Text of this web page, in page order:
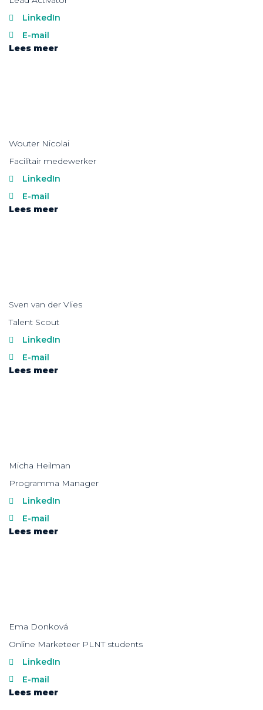
LinkedIn
E-mail
Lees meer
Wouter Nicolai
Facilitair medewerker
LinkedIn
E-mail
Lees meer
Sven van der Vlies
Talent Scout
LinkedIn
E-mail
Lees meer
Micha Heilman
Programma Manager
LinkedIn
E-mail
Lees meer
Ema Donková
Online Marketeer PLNT students
LinkedIn
E-mail
Lees meer